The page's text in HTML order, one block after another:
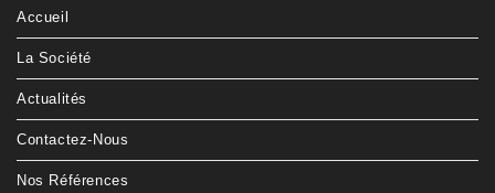
Accueil
La Société
Actualités
Contactez-Nous
Nos Références